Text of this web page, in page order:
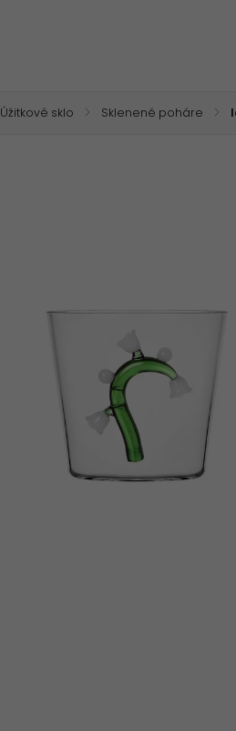
Úžitkové sklo / Sklenené poháre /